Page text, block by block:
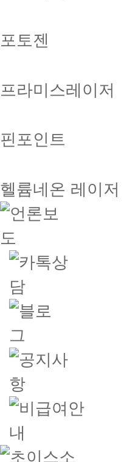
포토젠
프라미스레이저
핀포인트
헬륨네온 레이저